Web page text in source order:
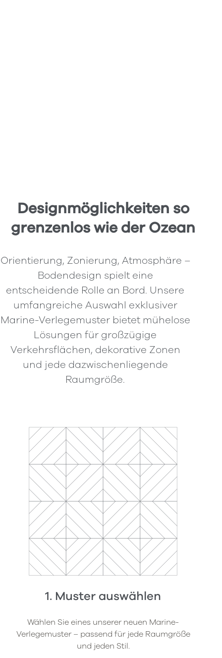
Designmöglichkeiten so
grenzenlos wie der Ozean
Orientierung, Zonierung, Atmosphäre –
Bodendesign spielt eine
entscheidende Rolle an Bord. Unsere
umfangreiche Auswahl exklusiver
Marine-Verlegemuster bietet mühelose
Lösungen für großzügige
Verkehrsflächen, dekorative Zonen
und jede dazwischenliegende
Raumgröße.
1. Muster auswählen
Wählen Sie eines unserer neuen Marine-
Verlegemuster – passend für jede Raumgröße
und jeden Stil.